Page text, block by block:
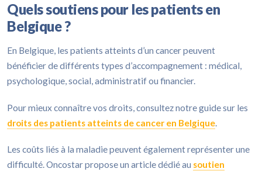
Quels soutiens pour les patients en
Belgique ?
En Belgique, les patients atteints d’un cancer peuvent
bénéficier de différents types d’accompagnement : médical,
psychologique, social, administratif ou financier.
Pour mieux connaître vos droits, consultez notre guide sur les
droits des patients atteints de cancer en Belgique.
Les coûts liés à la maladie peuvent également représenter une
difficulté. Oncostar propose un article dédié au soutien